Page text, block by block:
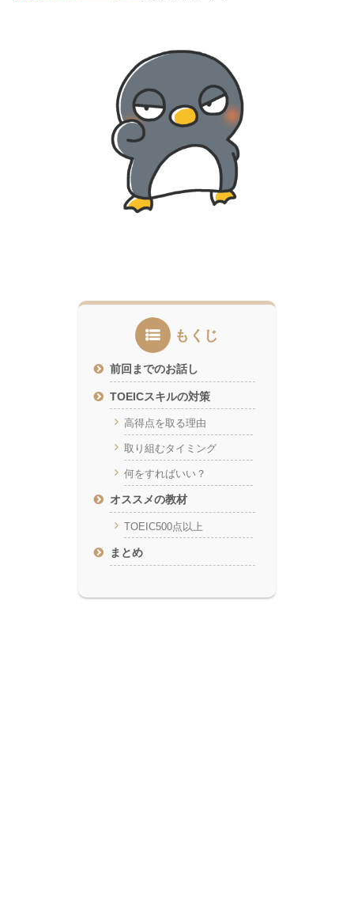
もくじ
前回までのお話し
TOEICスキルの対策
高得点を取る理由
取り組むタイミング
何をすればいい？
オススメの教材
TOEIC500点以上
まとめ